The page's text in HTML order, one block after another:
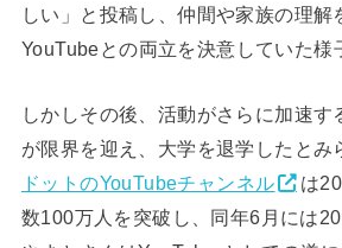
しい」と投稿し、仲間や家族の理解
YouTubeとの両立を決意していた様
しかしその後、活動がさらに加速す
が限界を迎え、大学を退学したとみ
ドットのYouTubeチャンネル
は
数100万人を突破し、同年6月には